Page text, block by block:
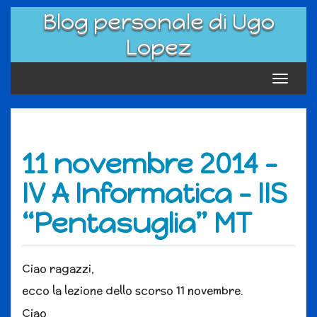
Skip
Blog personale di Ugo
Lopez
Toggle
11 novembre 2014 –
IV A Informatica – IIS
“Pentasuglia” MT
Ciao ragazzi,
ecco la lezione dello scorso 11 novembre.
Ciao